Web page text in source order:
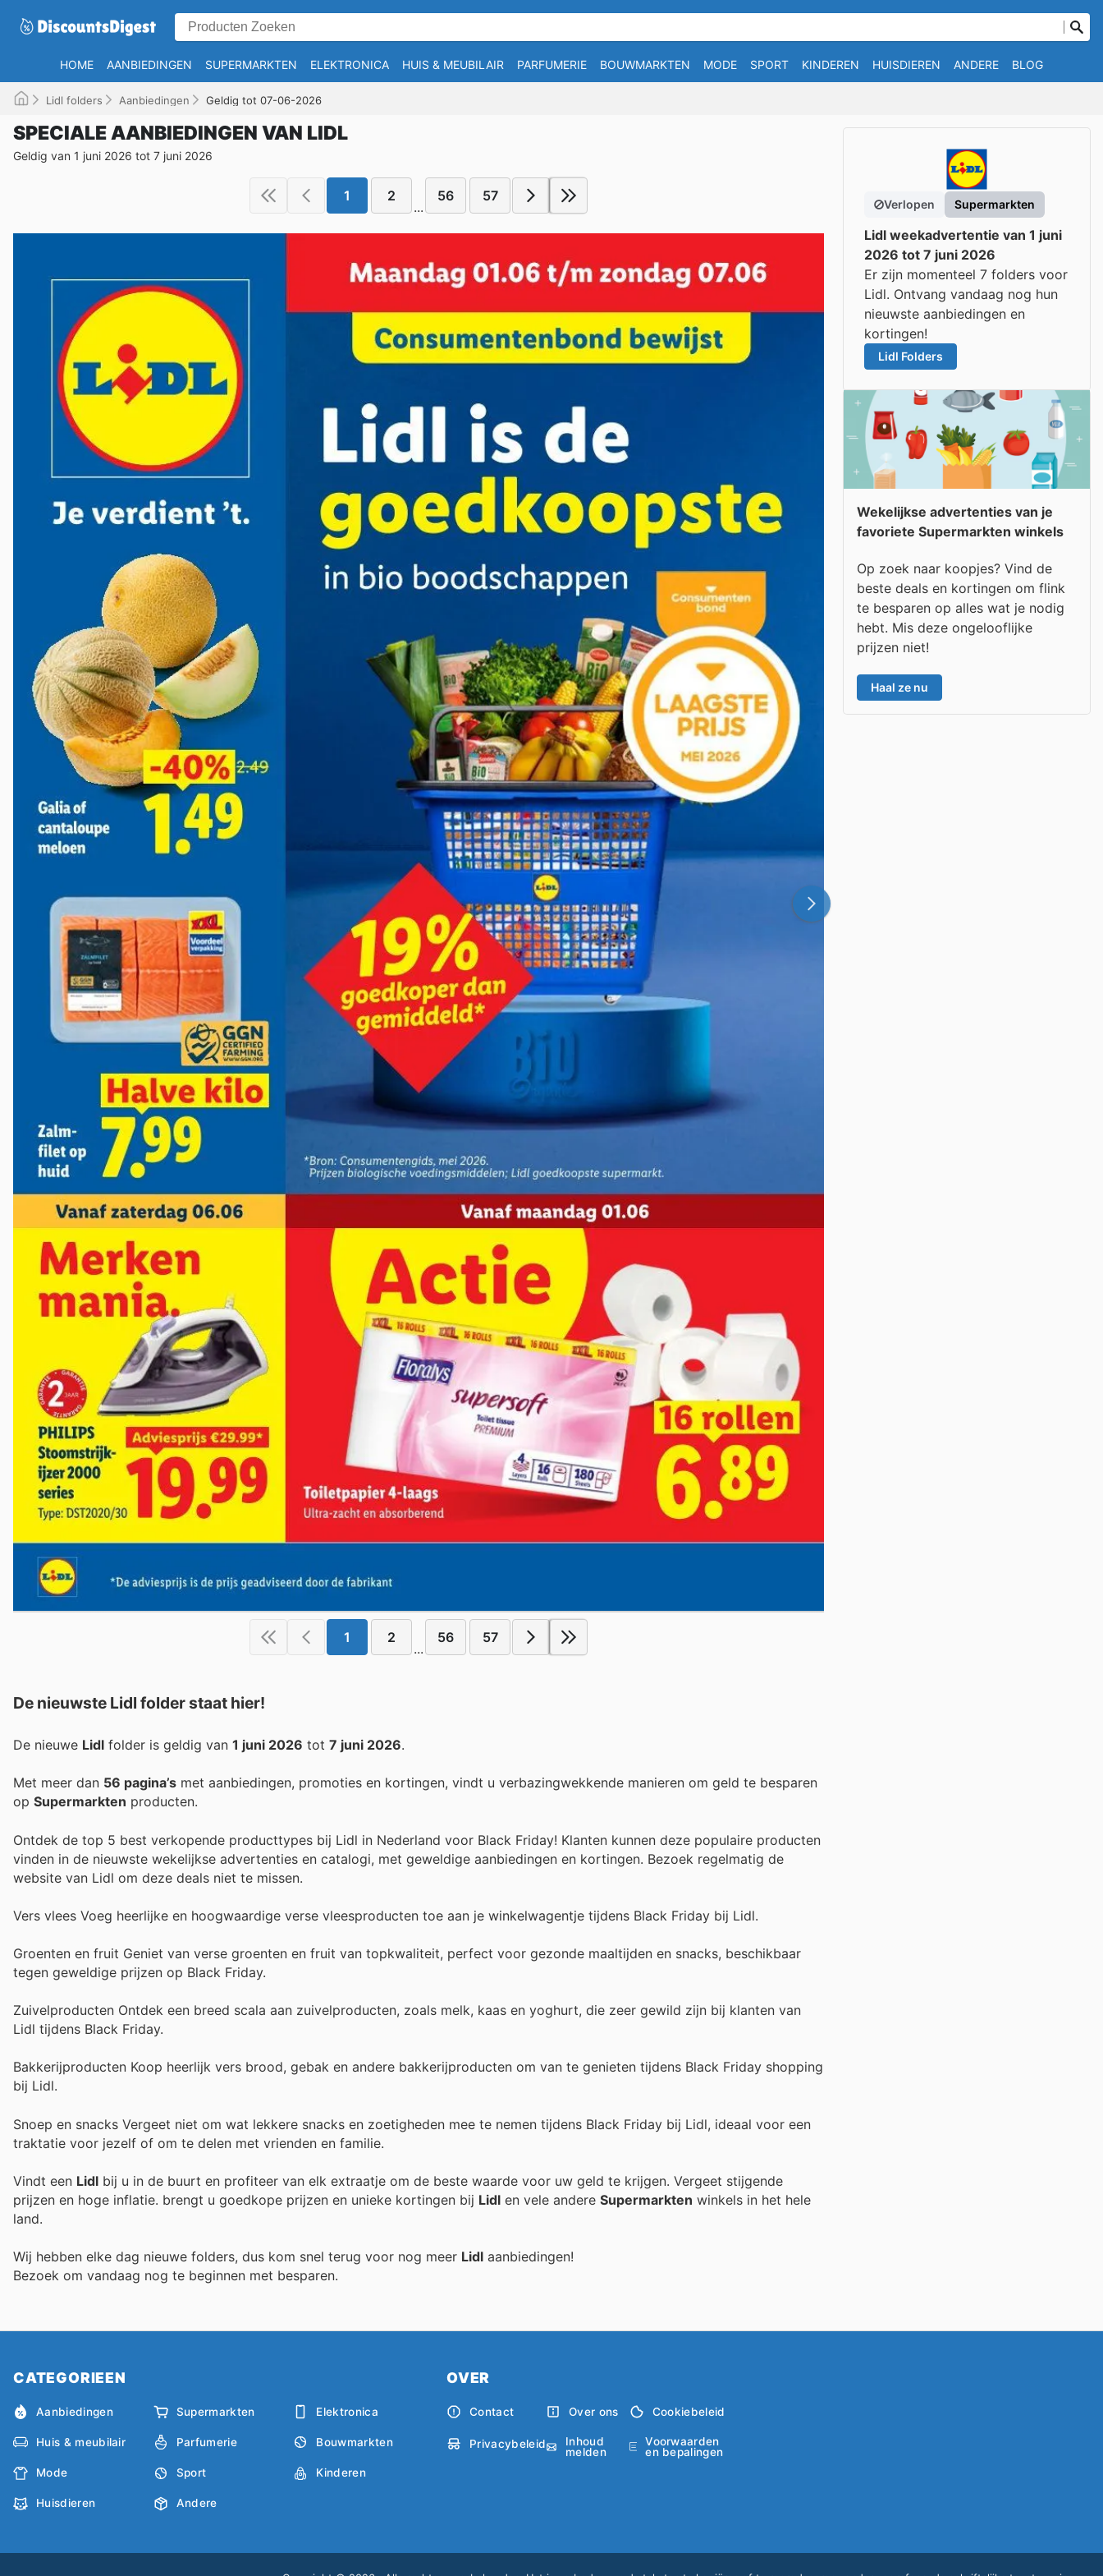
HOME AANBIEDINGEN SUPERMARKTEN ELEKTRONICA HUIS & MEUBILAIR PARFUMERIE BOUWMARKTEN MODE SPORT KINDEREN HUISDIEREN ANDERE BLOG
Lidl folders Aanbiedingen Geldig tot 07-06-2026
SPECIALE AANBIEDINGEN VAN LIDL
Geldig van 1 juni 2026 tot 7 juni 2026
1 2
...
56 57
1 2
...
56 57
De nieuwste Lidl folder staat hier!
De nieuwe Lidl folder is geldig van 1 juni 2026 tot 7 juni 2026.
Met meer dan 56 pagina’s met aanbiedingen, promoties en kortingen, vindt u verbazingwekkende manieren om geld te besparen
op Supermarkten producten.
Ontdek de top 5 best verkopende producttypes bij Lidl in Nederland voor Black Friday! Klanten kunnen deze populaire producten
vinden in de nieuwste wekelijkse advertenties en catalogi, met geweldige aanbiedingen en kortingen. Bezoek regelmatig de
website van Lidl om deze deals niet te missen.
Vers vlees Voeg heerlijke en hoogwaardige verse vleesproducten toe aan je winkelwagentje tijdens Black Friday bij Lidl.
Groenten en fruit Geniet van verse groenten en fruit van topkwaliteit, perfect voor gezonde maaltijden en snacks, beschikbaar
tegen geweldige prijzen op Black Friday.
Zuivelproducten Ontdek een breed scala aan zuivelproducten, zoals melk, kaas en yoghurt, die zeer gewild zijn bij klanten van
Lidl tijdens Black Friday.
Bakkerijproducten Koop heerlijk vers brood, gebak en andere bakkerijproducten om van te genieten tijdens Black Friday shopping
bij Lidl.
Snoep en snacks Vergeet niet om wat lekkere snacks en zoetigheden mee te nemen tijdens Black Friday bij Lidl, ideaal voor een
traktatie voor jezelf of om te delen met vrienden en familie.
Vindt een Lidl bij u in de buurt en profiteer van elk extraatje om de beste waarde voor uw geld te krijgen. Vergeet stijgende
prijzen en hoge inflatie. brengt u goedkope prijzen en unieke kortingen bij Lidl en vele andere Supermarkten winkels in het hele
land.
Wij hebben elke dag nieuwe folders, dus kom snel terug voor nog meer Lidl aanbiedingen!
Bezoek om vandaag nog te beginnen met besparen.
Verlopen Supermarkten
Lidl weekadvertentie van 1 juni
2026 tot 7 juni 2026
Er zijn momenteel 7 folders voor
Lidl. Ontvang vandaag nog hun
nieuwste aanbiedingen en
kortingen!
Lidl Folders
Wekelijkse advertenties van je
favoriete Supermarkten winkels
Op zoek naar koopjes? Vind de
beste deals en kortingen om flink
te besparen op alles wat je nodig
hebt. Mis deze ongelooflijke
prijzen niet!
Haal ze nu
CATEGORIEEN
Aanbiedingen Supermarkten Elektronica
Huis & meubilair Parfumerie Bouwmarkten
Mode Sport Kinderen
Huisdieren Andere
OVER
Contact Over ons Cookiebeleid
Privacybeleid
Inhoud
melden
Voorwaarden
en bepalingen